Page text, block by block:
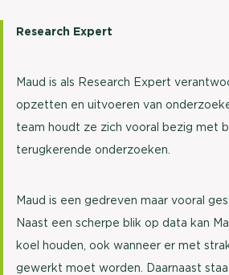
Research Expert
Maud is als Research Expert
opzetten en uitvoeren van
team houdt ze zich vooral bezig met
terugkerende onderzoeken.
Maud is een gedreven maar vooral
Naast een scherpe blik op data kan
koel houden, ook wanneer er met
gewerkt moet worden. Daarnaast